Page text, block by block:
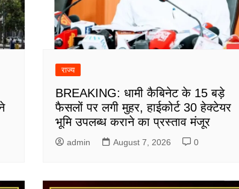
राज्य
BREAKING: धामी कैबिनेट के 15 बड़े
फैसलों पर लगी मुहर, हाईकोर्ट 30 हेक्टेयर
भूमि उपलब्ध कराने का प्रस्ताव मंजूर
admin August 7, 2026 0